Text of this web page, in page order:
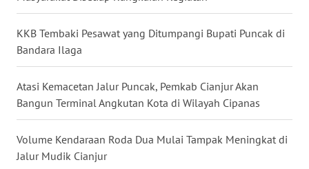
KKB Tembaki Pesawat yang Ditumpangi Bupati Puncak di
Bandara Ilaga
Atasi Kemacetan Jalur Puncak, Pemkab Cianjur Akan
Bangun Terminal Angkutan Kota di Wilayah Cipanas
Volume Kendaraan Roda Dua Mulai Tampak Meningkat di
Jalur Mudik Cianjur
JATENG
WN
NUSANTARA
WN
WN